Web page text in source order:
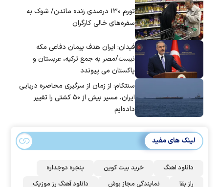
تورم ۱۳۰ درصدی زنده ماندن/ شوک به
سفره‌های خالی کارگران
فیدان: ایران هدف پیمان دفاعی مکه
نیست/مصر به جمع ترکیه، عربستان و
پاکستان می پیوندد
سنتکام: از زمان از سرگیری محاصره دریایی
ایران، مسیر بیش از ۵۰ کشتی را تغییر
داده‌ایم
لینک های مفید
دانلود اهنگ خرید بیت کوین
پنجره دوجداره
راز بقا
نمایندگی مجاز بوش دانلود آهنگ رز‌ موزیک